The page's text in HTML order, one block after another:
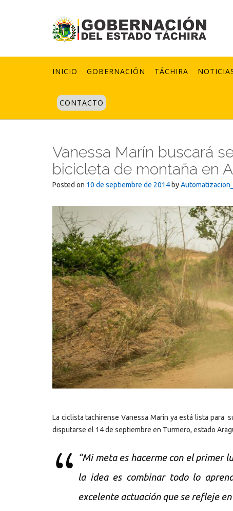
INICIO GOBERNACIÓN TÁCHIRA
CONTACTO
Vanessa Marín buscará
bicicleta de montaña en
Posted on 10 de septiembre de 2014 by
La ciclista tachirense Vanessa Marín ya está lista para
disputarse el 14 de septiembre en Turmero, estado
“Mi meta es hacerme con el primer
la idea es combinar todo lo
excelente actuación que se refleje